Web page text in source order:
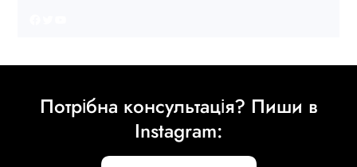
Потрібна консультація? Пиши в
Instagram: